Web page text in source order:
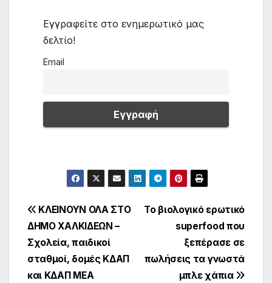
Εγγραφείτε στο ενημερωτικό μας
δελτίο!
Email
Πλοήγηση
άρθρων
Το βιολογικό ερωτικό
superfood που
ξεπέρασε σε
πωλήσεις τα γνωστά
μπλε χάπια
ΚΛΕΙΝΟΥΝ ΟΛΑ ΣΤΟ
ΔΗΜΟ ΧΑΛΚΙΔΕΩΝ –
Σχολεία, παιδικοί
σταθμοί, δομές ΚΔΑΠ
και ΚΔΑΠ ΜΕΑ